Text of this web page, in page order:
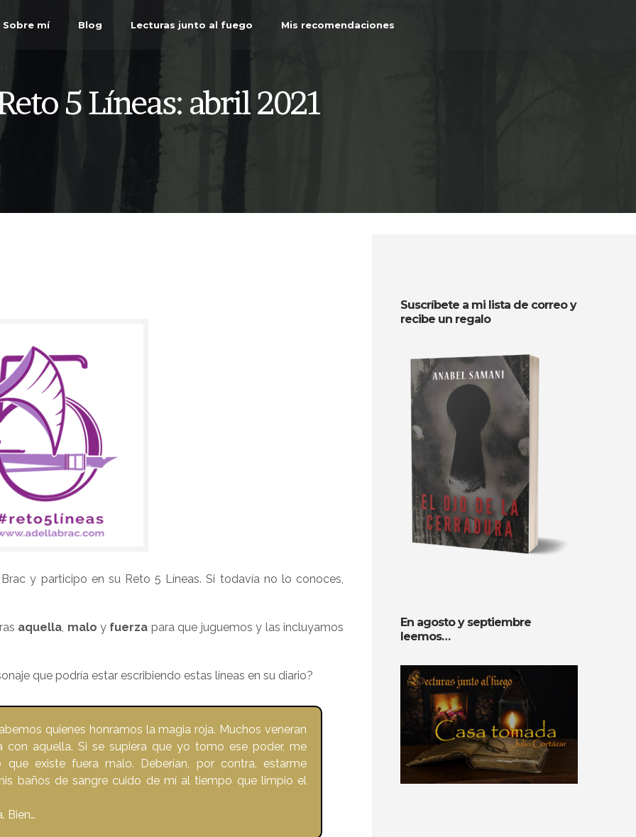
Sobre mí Blog Lecturas junto al fuego Mis recomendaciones
5 Líneas: abril 2021
y participo en su Reto 5 Líneas. Si todavía no lo conoces,
aquella malo y fuerza para que juguemos y las incluyamos
que podría estar escribiendo estas líneas en su diario?
quienes honramos la magia roja. Muchos veneran
con aquella. Si se supiera que yo tomo ese poder, me
existe fuera malo. Deberían, por contra, estarme
baños de sangre cuido de mí al tiempo que limpio el
Bien…
Suscríbete a mi lista de correo y
recibe un regalo
En agosto y septiembre
leemos…